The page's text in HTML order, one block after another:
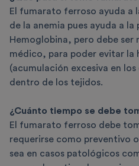
El fumarato ferroso ayuda a
de la anemia pues ayuda a
Hemoglobina, pero debe ser
médico, para poder evitar la
(acumulación excesiva en
dentro de los tejidos.
¿Cuánto tiempo se debe
El fumarato ferroso debe
requerirse como preventivo
sea en casos patológicos